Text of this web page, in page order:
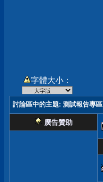
字體大小：
討論區中的主題: 測試報告專區
廣告贊助